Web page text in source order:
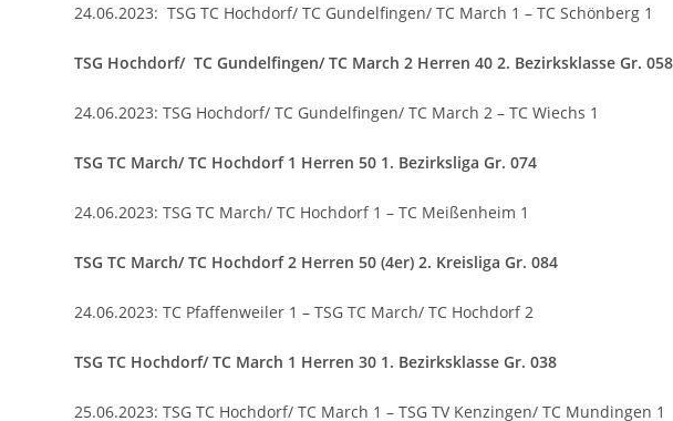
24.06.2023: TSG TC Hochdorf/ TC Gundelfingen/ TC March 1 – TC Schönberg 1
TSG Hochdorf/ TC Gundelfingen/ TC March 2 Herren 40 2. Bezirksklasse Gr. 058
24.06.2023: TSG Hochdorf/ TC Gundelfingen/ TC March 2 – TC Wiechs 1
TSG TC March/ TC Hochdorf 1 Herren 50 1. Bezirksliga Gr. 074
24.06.2023: TSG TC March/ TC Hochdorf 1 – TC Meißenheim 1
TSG TC March/ TC Hochdorf 2 Herren 50 (4er) 2. Kreisliga Gr. 084
24.06.2023: TC Pfaffenweiler 1 – TSG TC March/ TC Hochdorf 2
TSG TC Hochdorf/ TC March 1 Herren 30 1. Bezirksklasse Gr. 038
25.06.2023: TSG TC Hochdorf/ TC March 1 – TSG TV Kenzingen/ TC Mundingen 1